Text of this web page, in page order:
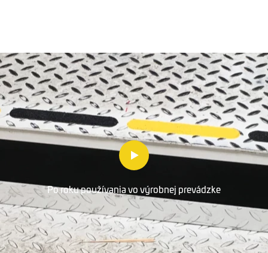
Po roku používania vo výrobnej prevádzke